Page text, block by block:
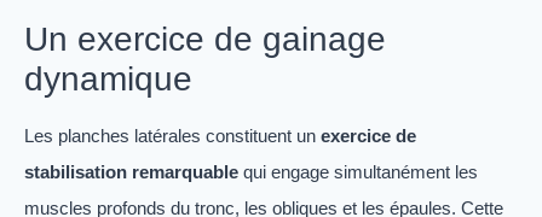
Un exercice de gainage
dynamique
Les planches latérales constituent un exercice de
stabilisation remarquable qui engage simultanément les
muscles profonds du tronc, les obliques et les épaules. Cette